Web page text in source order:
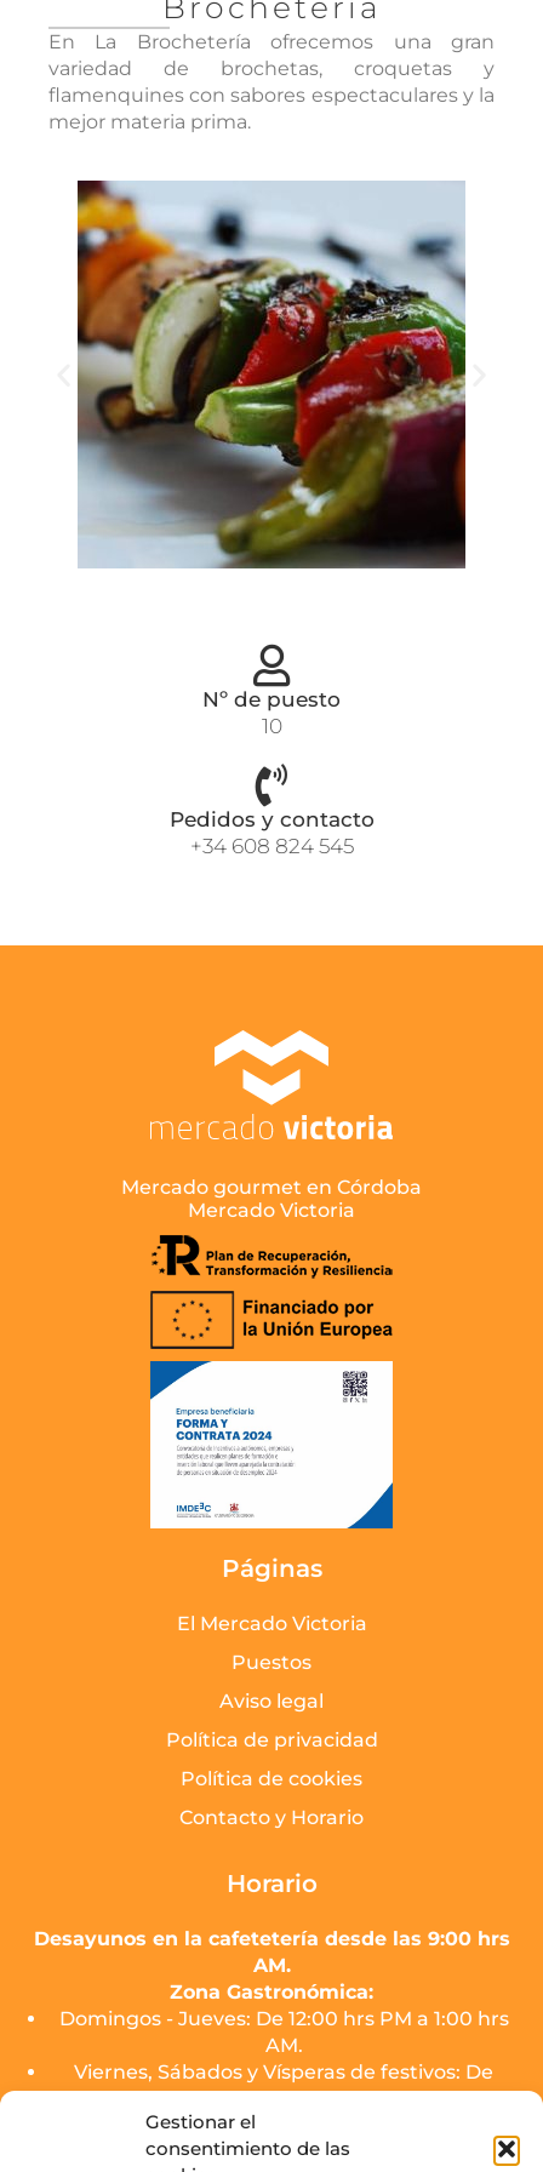
Gestionar el
consentimiento de las
Brochetería
En La Brochetería ofrecemos una gran
variedad de brochetas, croquetas y
flamenquines con sabores espectaculares y la
mejor materia prima.
Nº de puesto
10
Pedidos y contacto
+34 608 824 545
Mercado gourmet en Córdoba
Mercado Victoria
Páginas
El Mercado Victoria
Puestos
Aviso legal
Política de privacidad
Política de cookies
Contacto y Horario
Horario
Desayunos en la cafetetería desde las 9:00 hrs
AM.
Zona Gastronómica:
Domingos - Jueves: De 12:00 hrs PM a 1:00 hrs
AM.
Viernes, Sábados y Vísperas de festivos: De
El servicio de cocina de los puestos finalizará